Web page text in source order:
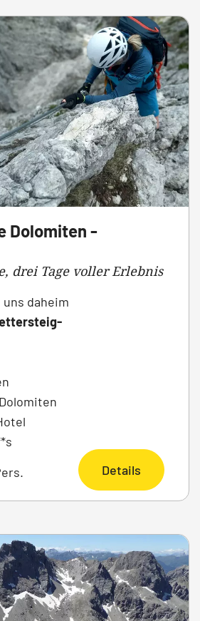
Dolomiten -
drei Tage voller Erlebnis
uns daheim
Details